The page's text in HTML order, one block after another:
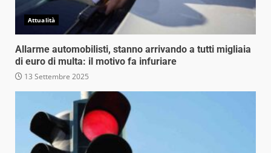
Attualità
Allarme automobilisti, stanno arrivando a tutti migliaia
di euro di multa: il motivo fa infuriare
13 Settembre 2025